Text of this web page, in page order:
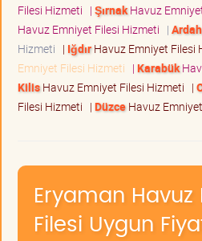
Filesi Hizmeti | ŞırnakHavuz
Havuz Emniyet Filesi Hizmeti |
Hizmeti | IğdırHavuz Emniyet Filesi
Emniyet Filesi Hizmeti | Karabük
KilisHavuz Emniyet Filesi Hizmeti |
Filesi Hizmeti | DüzceHavuz
Eryaman Havuz
Filesi Uygun